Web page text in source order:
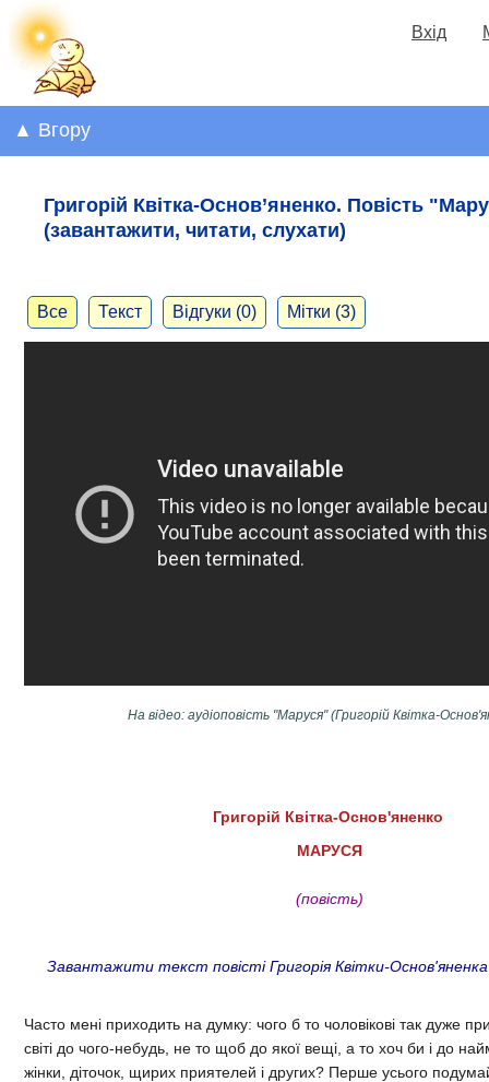
Вхід
▲ Вгору
Григорій Квітка-Основ’яненко. Повість
(завантажити, читати, слухати)
Все Текст Відгуки (0) Мітки (3)
На відео: аудіоповість "Маруся" (Григорій Квітка-
Григорій Квітка-Основ'яненко
МАРУСЯ
(повість)
Завантажити текст повісті Григорія Квітки-
Часто менi приходить на думку: чого б то чоловiковi так дуже
свiтi до чого-небудь, не то щоб до якої вещi, а то хоч би i до
жiнки, дiточок, щирих приятелей i других? Перше усього